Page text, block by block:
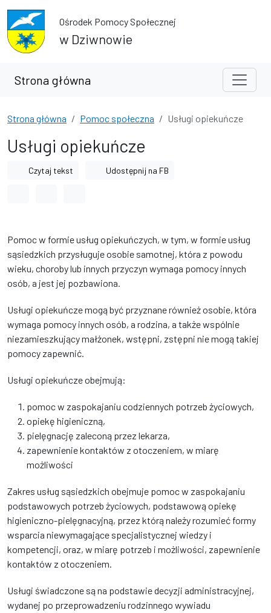
Przejdź do treści
Przejdź do wyszukiwarkiOśrodek Pomocy Społecznej
w Dziwnowie
Strona główna
Strona główna Pomoc społeczna Usługi opiekuńcze
Usługi opiekuńcze
Czytaj tekst Udostępnij na FB
Pomoc w formie usług opiekuńczych, w tym, w formie usług
sąsiedzkich przysługuje osobie samotnej, która z powodu
wieku, choroby lub innych przyczyn wymaga pomocy innych
osób, a jest jej pozbawiona.
Usługi opiekuńcze mogą być przyznane również osobie, która
wymaga pomocy innych osób, a rodzina, a także wspólnie
niezamieszkujący małżonek, wstępni, zstępni nie mogą takiej
pomocy zapewnić.
Usługi opiekuńcze obejmują:
pomoc w zaspokajaniu codziennych potrzeb życiowych,
opiekę higieniczną,
pielęgnację zaleconą przez lekarza,
zapewnienie kontaktów z otoczeniem, w miarę
możliwości
Zakres usług sąsiedzkich obejmuje pomoc w zaspokajaniu
podstawowych potrzeb życiowych, podstawową opiekę
higieniczno-pielęgnacyjną, przez którą należy rozumieć formy
wsparcia niewymagające specjalistycznej wiedzy i
kompetencji, oraz, w miarę potrzeb i możliwości, zapewnienie
kontaktów z otoczeniem.
Usługi świadczone są na podstawie decyzji administracyjnej,
wydanej po przeprowadzeniu rodzinnego wywiadu